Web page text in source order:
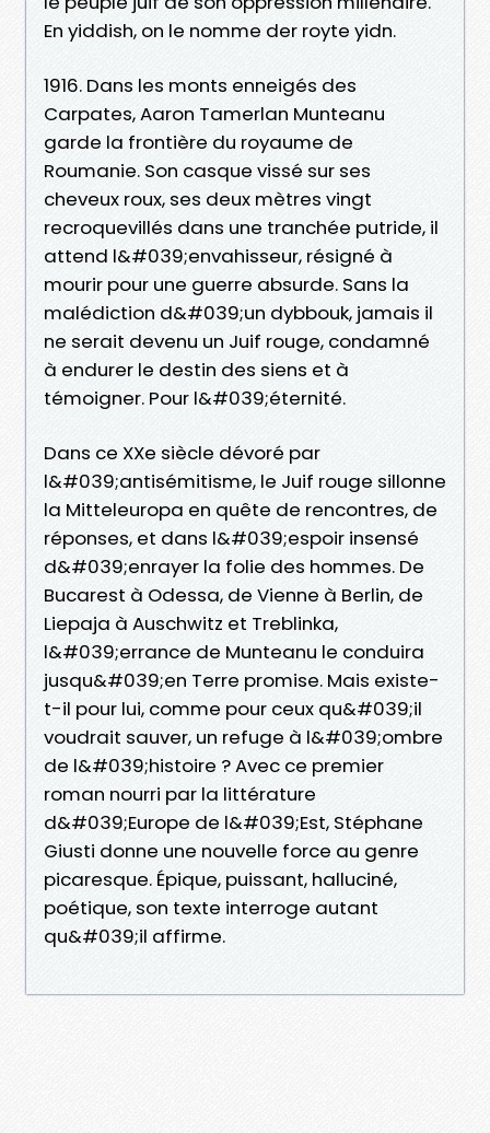
En yiddish, on le nomme der royte yidn.
1916. Dans les monts enneigés des
Carpates, Aaron Tamerlan Munteanu
garde la frontière du royaume de
Roumanie. Son casque vissé sur ses
cheveux roux, ses deux mètres vingt
recroquevillés dans une tranchée putride, il
attend l&#039;envahisseur, résigné à
mourir pour une guerre absurde. Sans la
malédiction d&#039;un dybbouk, jamais il
ne serait devenu un Juif rouge, condamné
à endurer le destin des siens et à
témoigner. Pour l&#039;éternité.
Dans ce XXe siècle dévoré par
l&#039;antisémitisme, le Juif rouge sillonne
la Mitteleuropa en quête de rencontres, de
réponses, et dans l&#039;espoir insensé
d&#039;enrayer la folie des hommes. De
Bucarest à Odessa, de Vienne à Berlin, de
Liepaja à Auschwitz et Treblinka,
l&#039;errance de Munteanu le conduira
jusqu&#039;en Terre promise. Mais existe-
t-il pour lui, comme pour ceux qu&#039;il
voudrait sauver, un refuge à l&#039;ombre
de l&#039;histoire ? Avec ce premier
roman nourri par la littérature
d&#039;Europe de l&#039;Est, Stéphane
Giusti donne une nouvelle force au genre
picaresque. Épique, puissant, halluciné,
poétique, son texte interroge autant
qu&#039;il affirme.